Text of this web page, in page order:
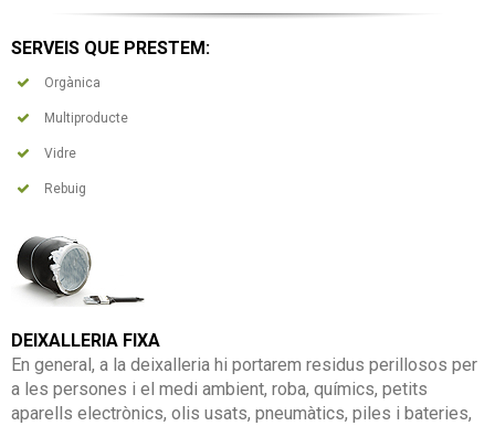
SERVEIS QUE PRESTEM:
Orgànica
Multiproducte
Vidre
Rebuig
DEIXALLERIA FIXA
En general, a la deixalleria hi portarem residus perillosos per
a les persones i el medi ambient, roba, químics, petits
aparells electrònics, olis usats, pneumàtics, piles i bateries,